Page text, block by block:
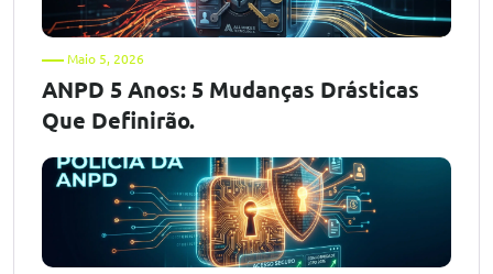
Maio 5, 2026
ANPD 5 Anos: 5 Mudanças Drásticas
Que Definirão.